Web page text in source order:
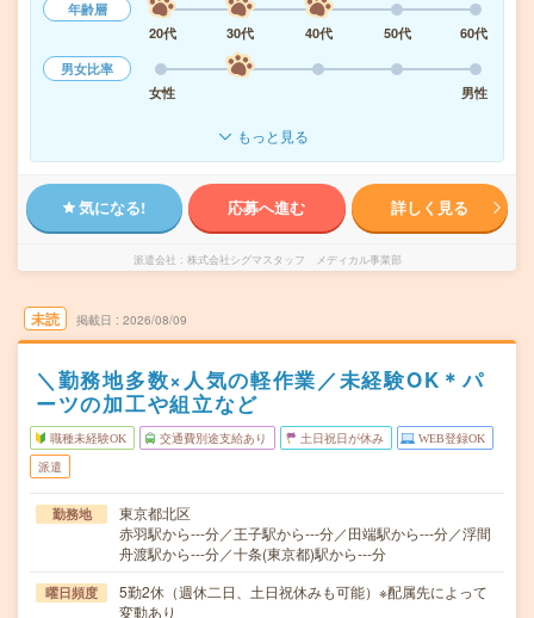
年齢層
20代
30代 40代 50代
60代
男女比率
女性
男性
もっと見る
気になる! 応募へ進む 詳しく見る
派遣会社 株式会社シグマスタッフ メディカル事業部
未読 掲載日 2026/08/09
＼勤務地多数×人気の軽作業／未経験OK＊パ
ーツの加工や組立など
職種未経験OK 交通費別途支給あり 土日祝日が休み WEB登録OK
派遣
勤務地
東京都北区
赤羽駅から---分／王子駅から---分／田端駅から---分／浮間
舟渡駅から---分／十条(東京都)駅から---分
曜日頻度
5勤2休（週休二日、土日祝休みも可能）※配属先によって
変動あり